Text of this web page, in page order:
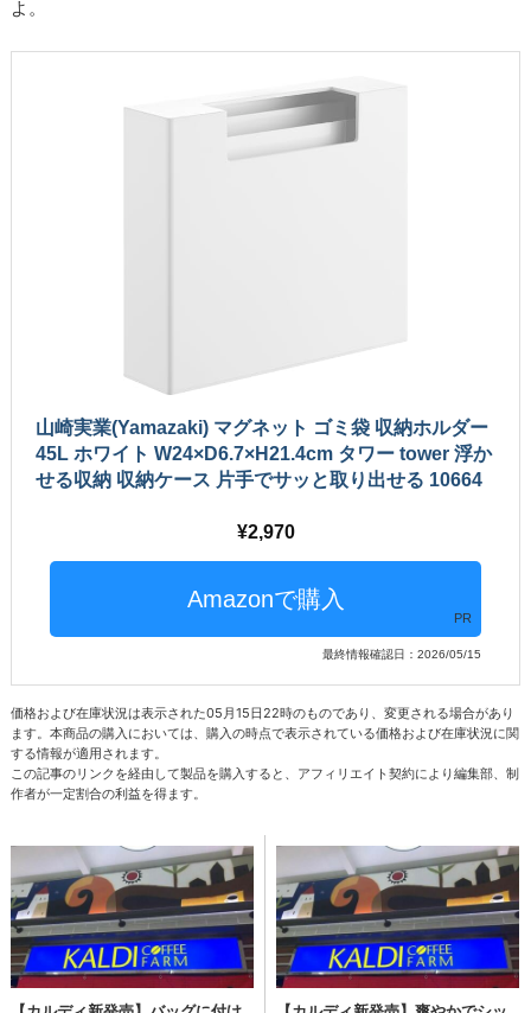
よ。
山崎実業(Yamazaki) マグネット ゴミ袋 収納ホルダー
45L ホワイト W24×D6.7×H21.4cm タワー tower 浮か
せる収納 収納ケース 片手でサッと取り出せる 10664
2,970
PR
最終情報確認日：2026/05/15
価格および在庫状況は表示された05月15日22時のものであり、変更される場合があり
ます。本商品の購入においては、購入の時点で表示されている価格および在庫状況に関
する情報が適用されます。
この記事のリンクを経由して製品を購入すると、アフィリエイト契約により編集部、制
作者が一定割合の利益を得ます。